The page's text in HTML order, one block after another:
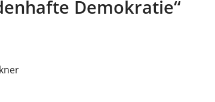
Demokratie“